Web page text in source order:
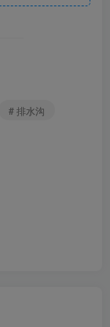
# 排水沟